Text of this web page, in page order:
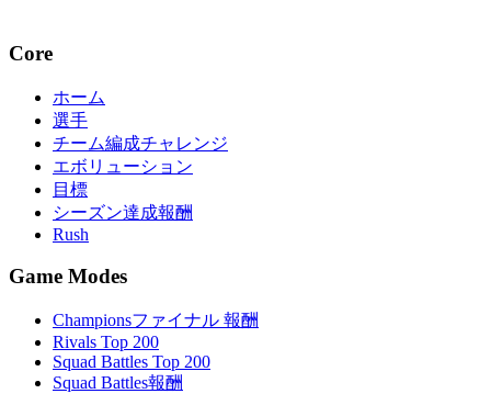
Core
ホーム
選手
チーム編成チャレンジ
エボリューション
目標
シーズン達成報酬
Rush
Game Modes
Championsファイナル 報酬
Rivals Top 200
Squad Battles Top 200
Squad Battles報酬